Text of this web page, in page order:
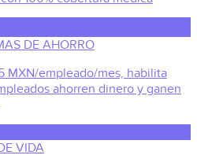
DE AHORRO
MXN/empleado/mes, habilita
ahorren dinero y ganen
VIDA